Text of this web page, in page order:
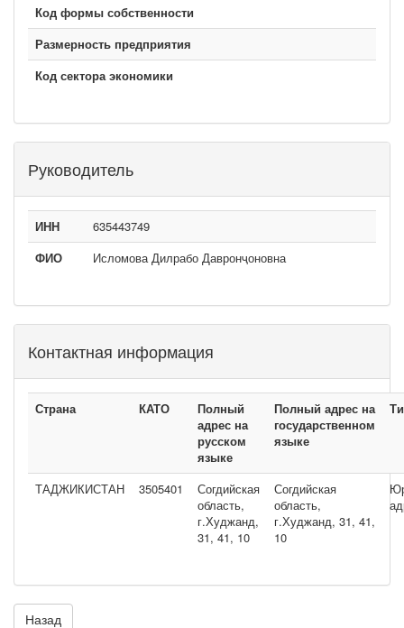
Код формы собственности
Размерность предприятия
Код сектора экономики
Руководитель
ИНН
635443749
ФИО
Исломова Дилрабо Давронҷоновна
Контактная информация
Страна КАТО
Полный
адрес на
русском
языке
Полный адрес на
государственном
языке
ТАДЖИКИСТАН 3505401
Согдийская
область,
г.Худжанд,
31, 41, 10
Согдийская
область,
г.Худжанд, 31, 41,
10
Назад